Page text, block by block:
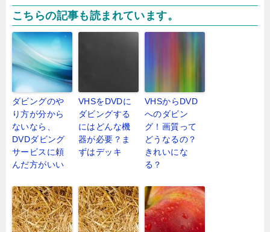
こちらの記事も読まれています。
ダビングのや
り方が分から
ないなら、
DVDダビング
サービスに頼
んだ方がいい
VHSをDVDに
ダビングする
にはどんな機
器が必要？ま
ずはデッキ
VHSからDVD
へのダビン
グ！画質って
どうなるの？
きれいにな
る？